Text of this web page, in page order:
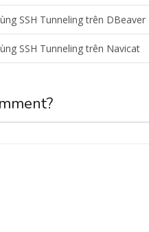
SSH Tunneling trên DBeaver
SSH Tunneling trên Navicat